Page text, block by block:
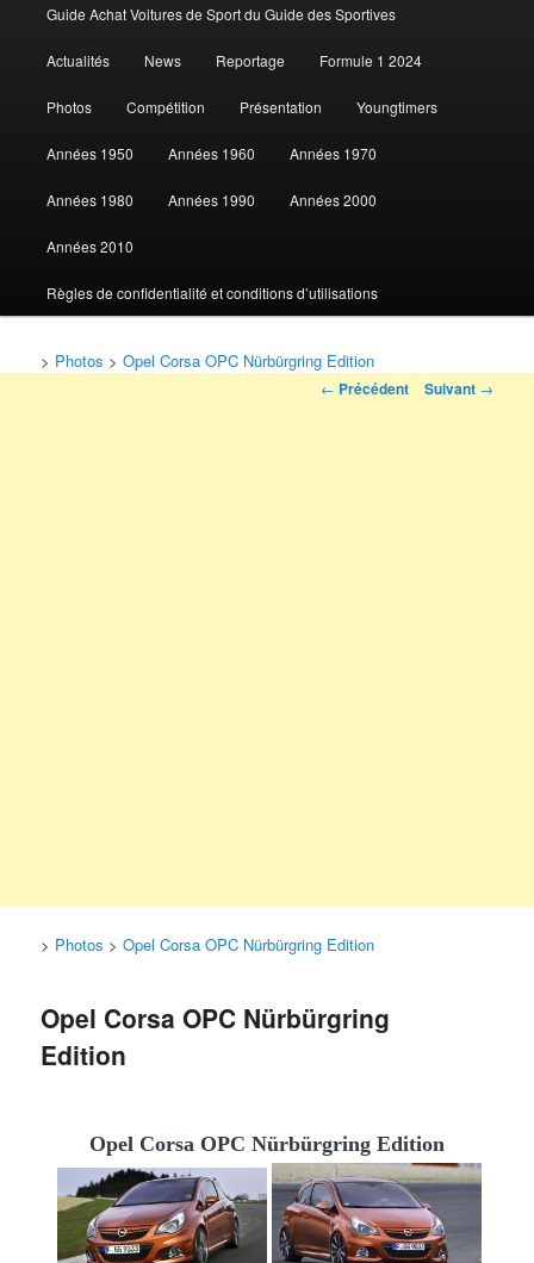
au
contenu
Guide Achat Voitures de Sport du Guide des Sportives
Actualités News Reportage Formule 1 2024
Photos Compétition Présentation Youngtimers
Années 1950 Années 1960 Années 1970
Années 1980 Années 1990 Années 2000
Années 2010
Règles de confidentialité et conditions d’utilisations
> Photos >Opel Corsa OPC Nürbürgring Edition
Navigation
← Précédent Suivant →
> Photos >Opel Corsa OPC Nürbürgring Edition
Opel Corsa OPC Nürbürgring
Edition
Opel Corsa OPC Nürbürgring Edition